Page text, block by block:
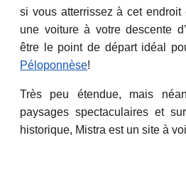
si vous atterrissez à cet
une voiture à votre descente
être le point de départ idéal
Péloponnèse!
Très peu étendue, mais
paysages spectaculaires et
historique, Mistra est un site à